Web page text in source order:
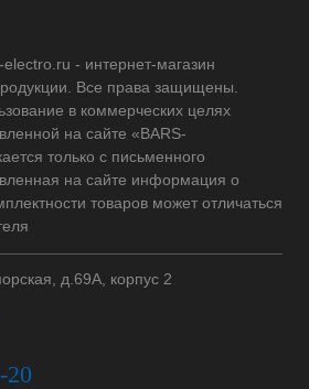
- интернет-магазин
Все права защищены.
в коммерческих целях
на сайте «BARS-
только с письменного
на сайте информация о
товаров может отличаться
д.69А, корпус 2
20